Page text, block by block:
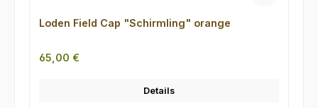
Loden Field Cap "Schirmling" orange
Regulärer Preis:
65,00 €
Details